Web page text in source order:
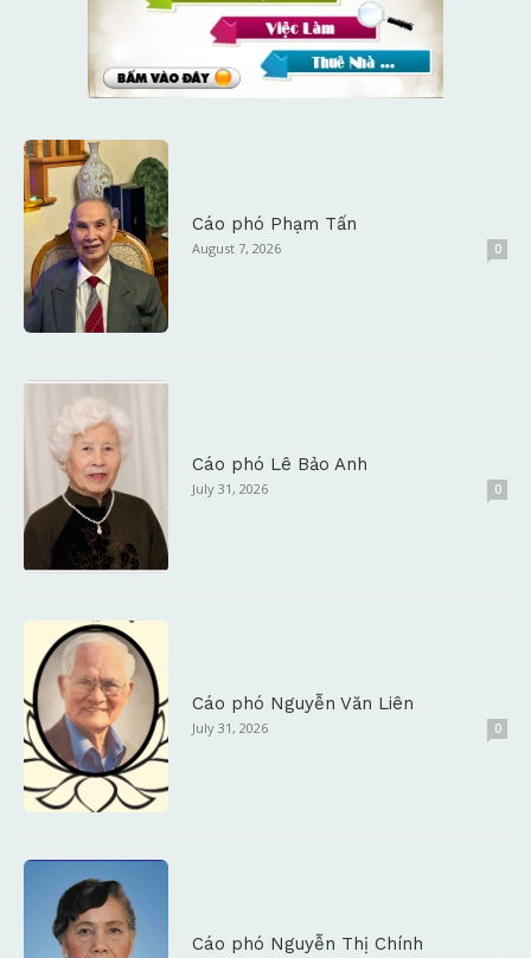
Cáo phó Phạm Tấn
August 7, 2026 0
Cáo phó Lê Bảo Anh
July 31, 2026 0
Cáo phó Nguyễn Văn Liên
July 31, 2026 0
Cáo phó Nguyễn Thị Chính